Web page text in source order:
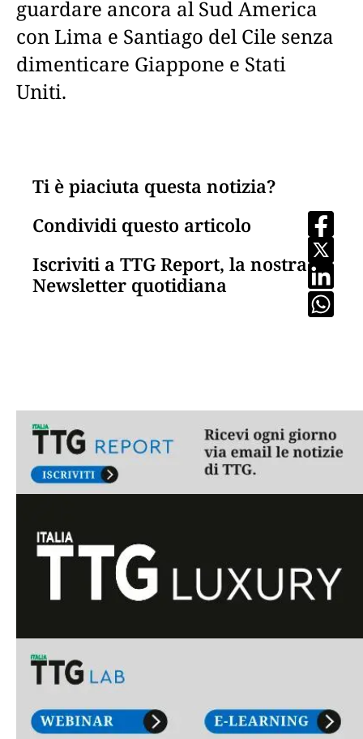
guardare ancora al Sud America
con Lima e Santiago del Cile senza
dimenticare Giappone e Stati
Uniti.
Ti è piaciuta questa notizia?
Condividi questo articolo
Iscriviti a TTG Report, la nostra
Newsletter quotidiana